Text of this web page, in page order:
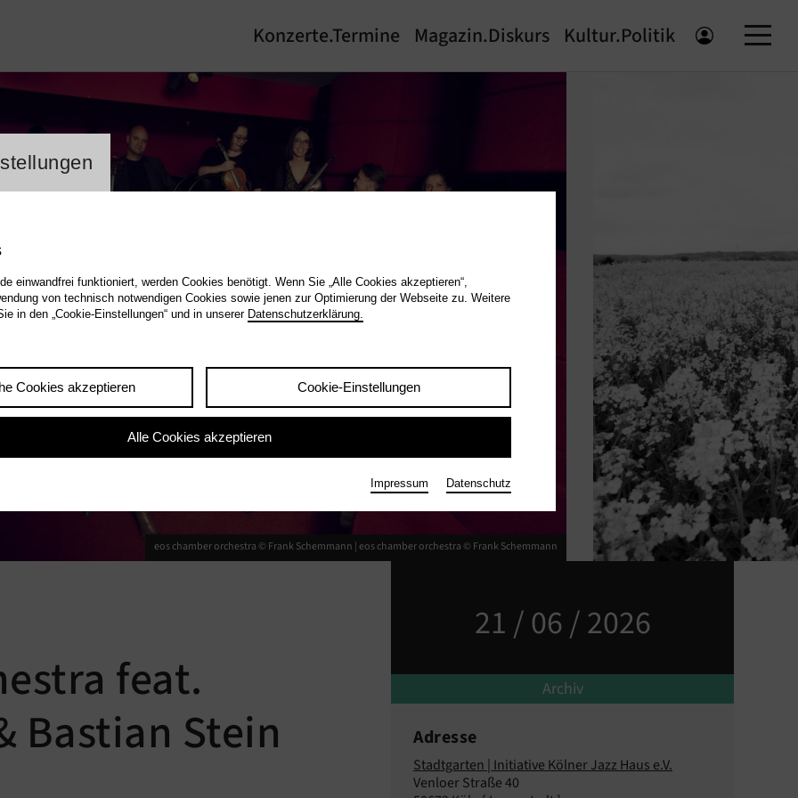
Cookienbanner
einwandfrei funktioniert, werden Cookies benötigt. Wenn Sie „Alle Cookies akzeptieren“,
von technisch notwendigen Cookies sowie jenen zur Optimierung der Webseite zu. Weitere
in den „Cookie-Einstellungen“ und in unserer Datenschutzerklärung.
Cookies akzeptieren Cookie-Einstellungen
Alle Cookies akzeptieren
Impressum Datenschutz
Konzerte.Termine Magazin.Diskurs Kultur.Politik
eos chamber orchestra © Frank Schemmann |eos chamber orchestra © Frank Schemmann
feat.
Bastian Stein
21 / 06 / 2026
Archiv
Adresse
Stadtgarten | Initiative Kölner Jazz Haus e.V.
Venloer Straße 40